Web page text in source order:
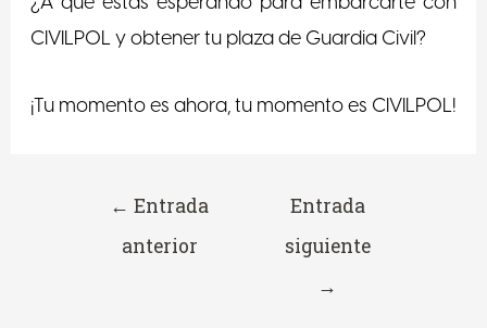
¿A que estas esperando para embarcarte con
CIVILPOL y obtener tu plaza de Guardia Civil?
¡Tu momento es ahora, tu momento es CIVILPOL!
← Entrada
anterior
Entrada
siguiente
→